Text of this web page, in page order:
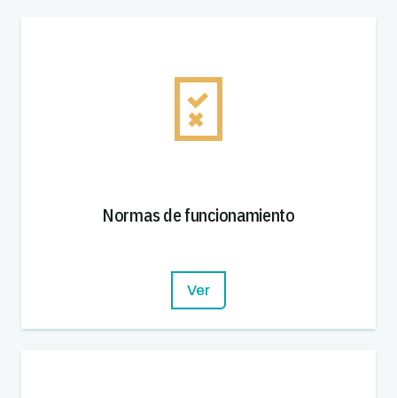
Normas de funcionamiento
Ver